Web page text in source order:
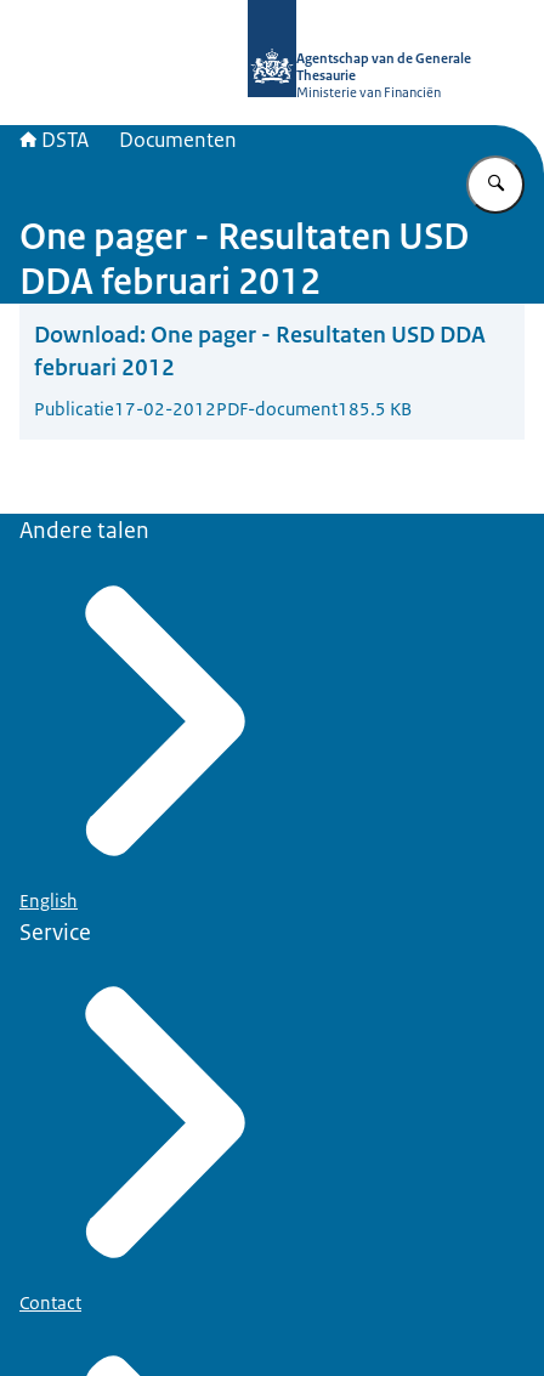
Agentschap van de Generale
Thesaurie
Ministerie van Financiën
DSTA Documenten
One pager - Resultaten USD
DDA februari 2012
Download: One pager - Resultaten USD DDA
februari 2012
Publicatie17-02-2012PDF-document185.5 KB
Andere talen
English
Service
Contact